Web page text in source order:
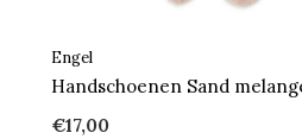
Engel
Handschoenen Sand
€17,00